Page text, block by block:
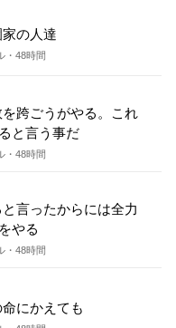
の人達
・ 48時間
跨ごうがやる。これ
と言う事だ
・ 48時間
言ったからには全力
やる
・ 48時間
にかえても